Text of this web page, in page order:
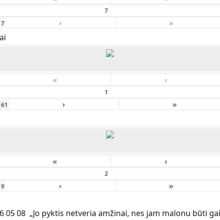
7 › »
« ‹
› »
« ‹
9 › »
05 08 „Jo pyktis netveria amžinai, nes jam malonu būti